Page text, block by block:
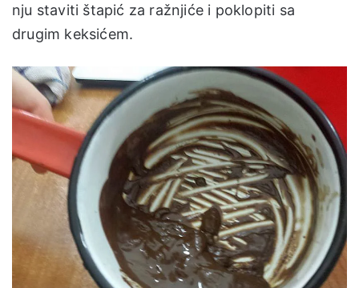
nju staviti štapić za ražnjiće i poklopiti sa
drugim keksićem.